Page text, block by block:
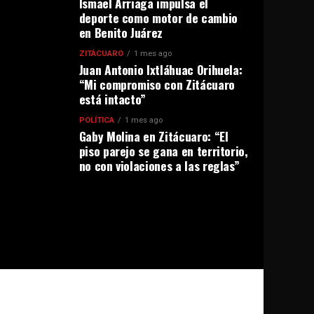
deporte como motor de cambio
en Benito Juárez
ZITÁCUARO 1 mes ago
Juan Antonio Ixtláhuac Orihuela:
“Mi compromiso con Zitácuaro
está intacto”
POLÍTICA 1 mes ago
Gaby Molina en Zitácuaro: “El
piso parejo se gana en territorio,
no con violaciones a las reglas”